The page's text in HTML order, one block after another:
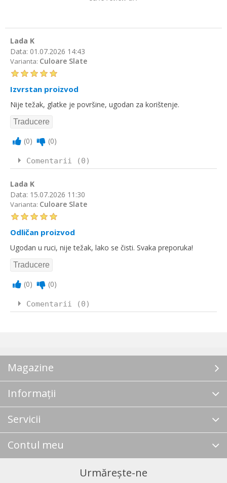
Lada K
Data: 01.07.2026 14:43
Varianta: Culoare Slate
Izvrstan proizvod
Nije težak, glatke je površine, ugodan za korištenje.
(0) (0)
Comentarii (0)
Lada K
Data: 15.07.2026 11:30
Varianta: Culoare Slate
Odličan proizvod
Ugodan u ruci, nije težak, lako se čisti. Svaka preporuka!
(0) (0)
Comentarii (0)
Magazine
Informații
Servicii
Contul meu
Urmărește-ne